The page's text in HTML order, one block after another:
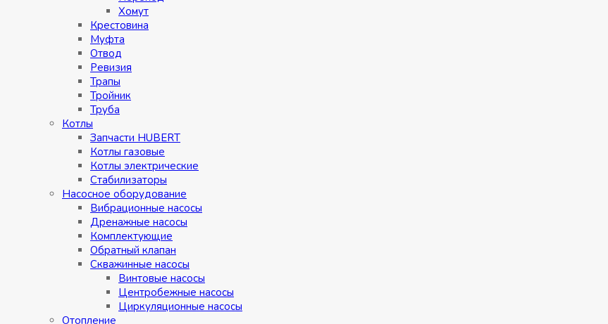
Хомут
Крестовина
Муфтa
Отвод
Ревизия
Трапы
Тройник
Труба
Котлы
Запчасти HUBERT
Котлы газовые
Котлы электрические
Стабилизаторы
Насосное оборудование
Вибрационные насосы
Дренажные насосы
Комплектующие
Обратный клапан
Скважинные насосы
Винтовые насосы
Центробежные насосы
Циркуляционные насосы
Отопление